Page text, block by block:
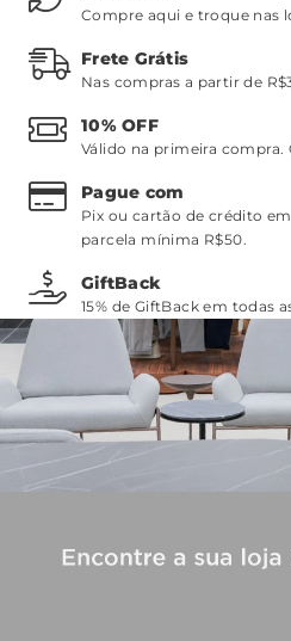
Compre aqui e troque nas
Frete Grátis
Nas compras a partir de
10% OFF
Válido na primeira compra.
Pague com
Pix ou cartão de crédito
parcela mínima R$50.
GiftBack
15% de GiftBack em todas